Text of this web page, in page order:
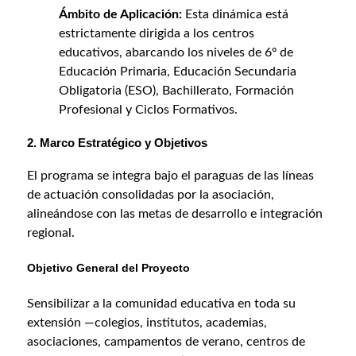
Ámbito de Aplicación: Esta dinámica está
estrictamente dirigida a los centros
educativos, abarcando los niveles de 6º de
Educación Primaria, Educación Secundaria
Obligatoria (ESO), Bachillerato, Formación
Profesional y Ciclos Formativos.
2. Marco Estratégico y Objetivos
El programa se integra bajo el paraguas de las líneas
de actuación consolidadas por la asociación,
alineándose con las metas de desarrollo e integración
regional.
Objetivo General del Proyecto
Sensibilizar a la comunidad educativa en toda su
extensión —colegios, institutos, academias,
asociaciones, campamentos de verano, centros de